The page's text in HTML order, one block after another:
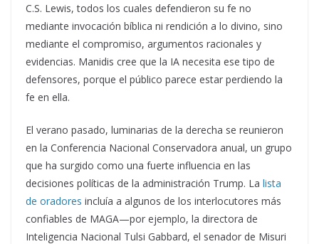
C.S. Lewis, todos los cuales defendieron su fe no
mediante invocación bíblica ni rendición a lo divino, sino
mediante el compromiso, argumentos racionales y
evidencias. Manidis cree que la IA necesita ese tipo de
defensores, porque el público parece estar perdiendo la
fe en ella.
El verano pasado, luminarias de la derecha se reunieron
en la Conferencia Nacional Conservadora anual, un grupo
que ha surgido como una fuerte influencia en las
decisiones políticas de la administración Trump. La lista
de oradores incluía a algunos de los interlocutores más
confiables de MAGA—por ejemplo, la directora de
Inteligencia Nacional Tulsi Gabbard, el senador de Misuri